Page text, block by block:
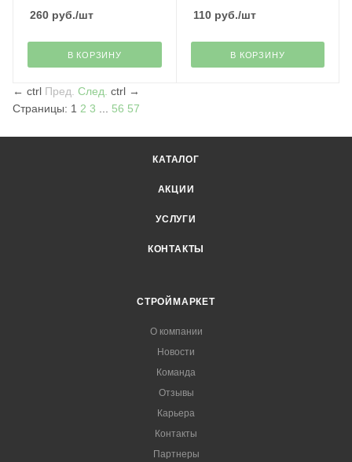
260 руб./шт
В КОРЗИНУ
110руб./шт
В КОРЗИНУ
← ctrl Пред. След. ctrl →
Страницы: 1 2 3 56 57
КАТАЛОГ
АКЦИИ
УСЛУГИ
КОНТАКТЫ
СТРОЙМАРКЕТ
О компании
Новости
Команда
Отзывы
Карьера
Контакты
Партнеры